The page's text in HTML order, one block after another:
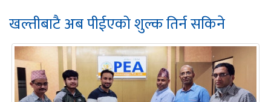
खल्तीबाटै अब पीईएको शुल्क तिर्न सकिने